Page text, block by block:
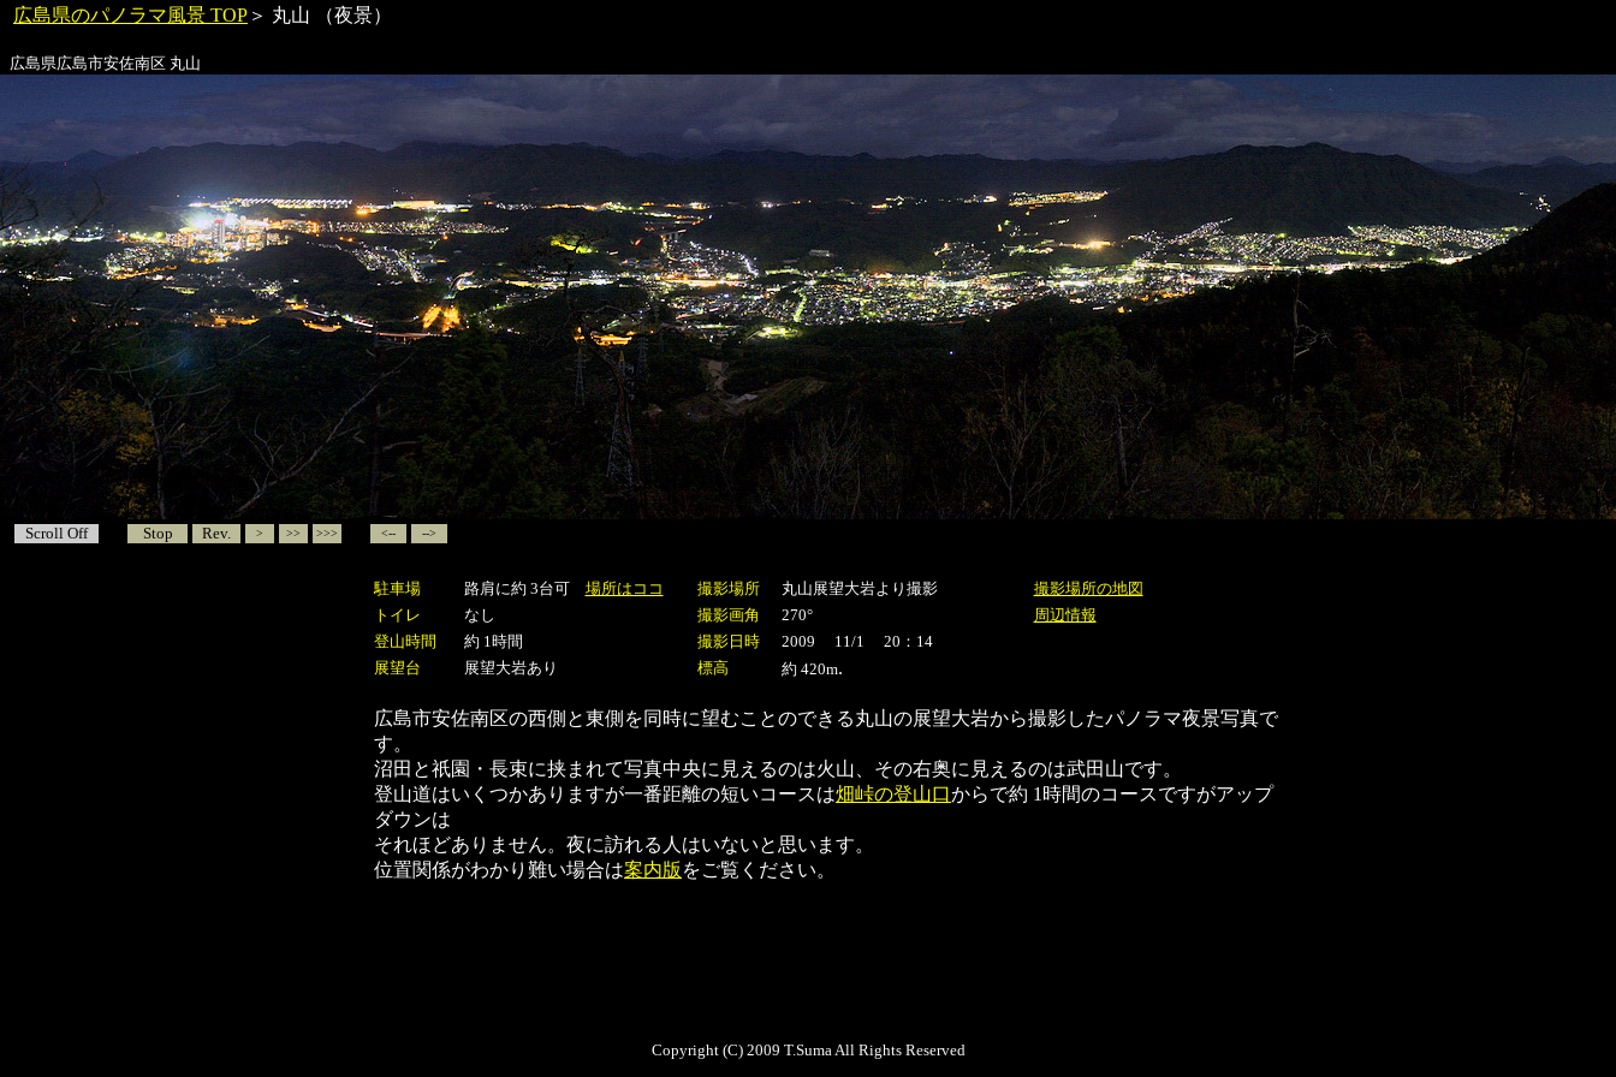
広島県のパノラマ風景 TOP ＞ 丸山 （夜景）
広島県広島市安佐南区 丸山
Scroll Off Stop Rev. > >> >>> <-- -->
駐車場 路肩に約 3台可 場所はココ 撮影場所 丸山展望大岩より撮影
撮影場所の地図
トイレ
なし 撮影画角 270°
周辺情報
登山時間
約 1時間 撮影日時
2009 11/1 20：14
展望台
展望大岩あり 標高 約 420m.
広島市安佐南区の西側と東側を同時に望むことのできる丸山の展望大岩から撮影したパノラマ夜景写真で
す。
沼田と祇園・長束に挟まれて写真中央に見えるのは火山、その右奥に見えるのは武田山です。
登山道はいくつかありますが一番距離の短いコースは畑峠の登山口からで約 1時間のコースですがアップ
ダウンは
それほどありません。夜に訪れる人はいないと思います。
位置関係がわかり難い場合は案内版 をご覧ください。
Copyright (C) 2009 T.Suma All Rights Reserved